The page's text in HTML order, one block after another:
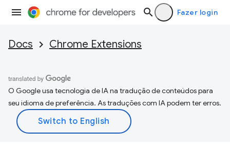
Fazer login
Docs Chrome Extensions
O Google usa tecnologia de IA na tradução de conteúdos para
seu idioma de preferência. As traduções com IA podem ter erros.